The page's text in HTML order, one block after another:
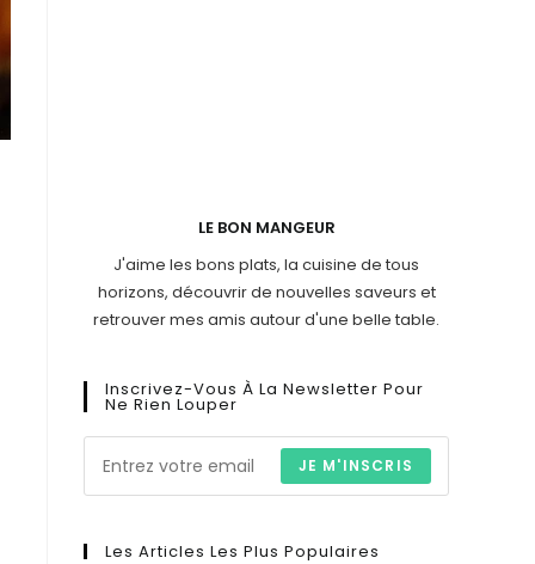
LE BON MANGEUR
J'aime les bons plats, la cuisine de tous
horizons, découvrir de nouvelles saveurs et
retrouver mes amis autour d'une belle table.
Inscrivez-Vous À La Newsletter Pour
Ne Rien Louper
JE M'INSCRIS
Les Articles Les Plus Populaires